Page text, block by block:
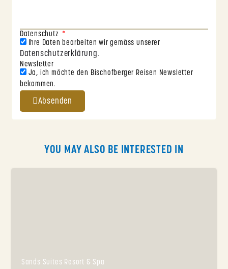
Datenschutz
Ihre Daten bearbeiten wir gemäss unserer
Datenschutzerklärung.
Newsletter
Ja, ich möchte den Bischofberger Reisen Newsletter
bekommen.
Absenden
YOU MAY ALSO BE INTERESTED IN
Sands Suites Resort & Spa